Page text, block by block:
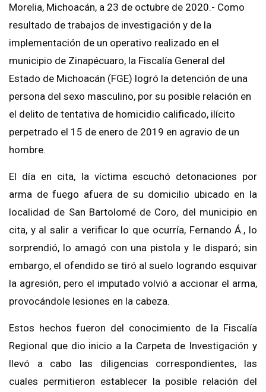
Morelia, Michoacán, a 23 de octubre de 2020.- Como
resultado de trabajos de investigación y de la
implementación de un operativo realizado en el
municipio de Zinapécuaro, la Fiscalía General del
Estado de Michoacán (FGE) logró la detención de una
persona del sexo masculino, por su posible relación en
el delito de tentativa de homicidio calificado, ilícito
perpetrado el 15 de enero de 2019 en agravio de un
hombre.
El día en cita, la víctima escuchó detonaciones por
arma de fuego afuera de su domicilio ubicado en la
localidad de San Bartolomé de Coro, del municipio en
cita, y al salir a verificar lo que ocurría, Fernando Á., lo
sorprendió, lo amagó con una pistola y le disparó; sin
embargo, el ofendido se tiró al suelo logrando esquivar
la agresión, pero el imputado volvió a accionar el arma,
provocándole lesiones en la cabeza.
Estos hechos fueron del conocimiento de la Fiscalía
Regional que dio inicio a la Carpeta de Investigación y
llevó a cabo las diligencias correspondientes, las
cuales permitieron establecer la posible relación del